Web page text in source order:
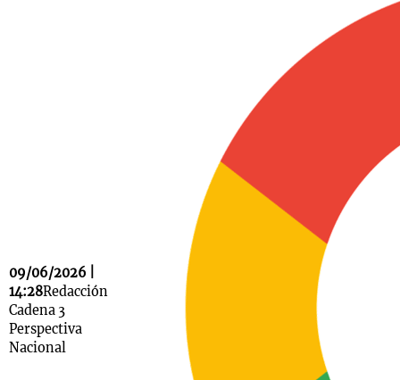
09/06/2026 |
14:28Redacción
Cadena 3
Perspectiva
Nacional